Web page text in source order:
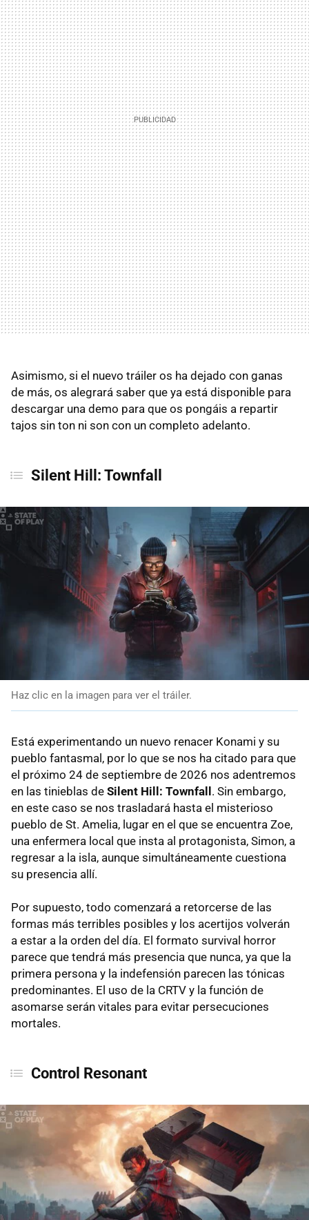
Asimismo, si el nuevo tráiler os ha dejado con ganas
de más, os alegrará saber que ya está disponible para
descargar una demo para que os pongáis a repartir
tajos sin ton ni son con un completo adelanto.
Silent Hill: Townfall
Haz clic en la imagen para ver el tráiler.
Está experimentando un nuevo renacer Konami y su
pueblo fantasmal, por lo que se nos ha citado para que
el próximo 24 de septiembre de 2026 nos adentremos
en las tinieblas de Silent Hill: Townfall . Sin embargo,
en este caso se nos trasladará hasta el misterioso
pueblo de St. Amelia, lugar en el que se encuentra Zoe,
una enfermera local que insta al protagonista, Simon, a
regresar a la isla, aunque simultáneamente cuestiona
su presencia allí.
Por supuesto, todo comenzará a retorcerse de las
formas más terribles posibles y los acertijos volverán
a estar a la orden del día. El formato survival horror
parece que tendrá más presencia que nunca, ya que la
primera persona y la indefensión parecen las tónicas
predominantes. El uso de la CRTV y la función de
asomarse serán vitales para evitar persecuciones
mortales.
Control Resonant